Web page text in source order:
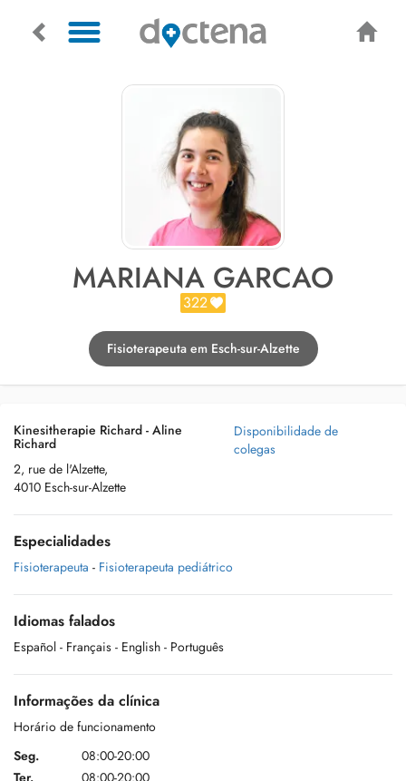
MARIANA GARCAO
322
Fisioterapeuta em Esch-sur-Alzette
Kinesitherapie Richard - Aline
Richard
2, rue de l'Alzette,
4010 Esch-sur-Alzette
Disponibilidade de
colegas
Especialidades
Fisioterapeuta - Fisioterapeuta pediátrico
Idiomas falados
Español - Français - English - Português
Informações da clínica
Horário de funcionamento
Seg.
08:00-20:00
Ter.
08:00-20:00